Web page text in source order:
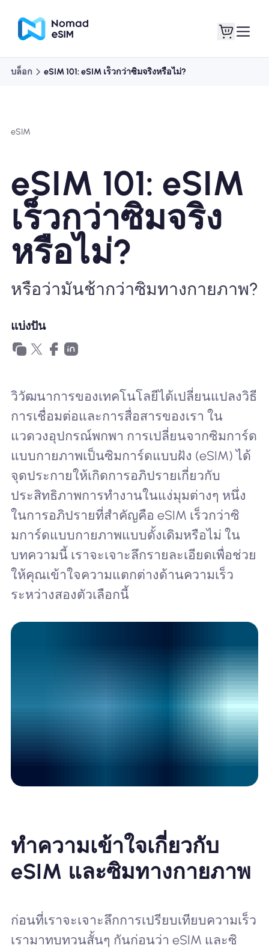
แผนร้านค้า
เกี่ยวกับ eSIM
ทำไมต้อง Nomad eSIM
การใช้ eSIM
สำหรับธุรกิจ
บล็อก eSIM 101: eSIM เร็วกว่าซิมจริงหรือไม่?
eSIM
eSIM 101: eSIM
เร็วกว่าซิมจริง
หรือไม่?
หรือว่ามันช้ากว่าซิมทางกายภาพ?
แบ่งปัน
วิวัฒนาการของเทคโนโลยีได้เปลี่ยนแปลงวิธี
การเชื่อมต่อและการสื่อสารของเรา ใน
แวดวงอุปกรณ์พกพา การเปลี่ยนจากซิมการ์ด
แบบกายภาพเป็นซิมการ์ดแบบฝัง (eSIM) ได้
จุดประกายให้เกิดการอภิปรายเกี่ยวกับ
ประสิทธิภาพการทำงานในแง่มุมต่างๆ หนึ่ง
ในการอภิปรายที่สำคัญคือ eSIM เร็วกว่าซิ
มการ์ดแบบกายภาพแบบดั้งเดิมหรือไม่ ใน
บทความนี้ เราจะเจาะลึกรายละเอียดเพื่อช่วย
ให้คุณเข้าใจความแตกต่างด้านความเร็ว
ระหว่างสองตัวเลือกนี้
ทำความเข้าใจเกี่ยวกับ
eSIM และซิมทางกายภาพ
ก่อนที่เราจะเจาะลึกการเปรียบเทียบความเร็ว
เรามาทบทวนสั้นๆ กันก่อนว่า eSIM และซิ